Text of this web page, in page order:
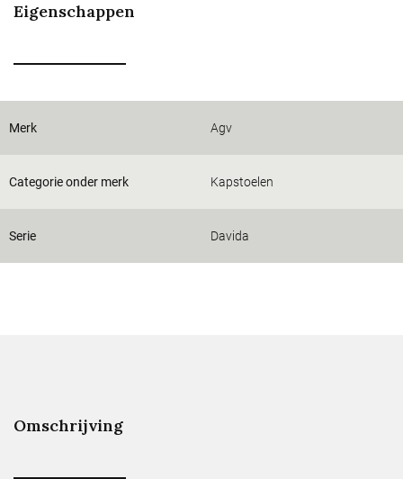
Eigenschappen
Merk Agv
Categorie onder merk Kapstoelen
Serie Davida
Omschrijving